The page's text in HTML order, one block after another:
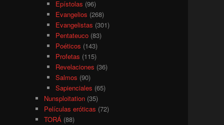
Epístolas (96)
Evangelios (268)
Evangelistas (301)
Pentateuco(83)
Poéticos (143)
Profetas (115)
Revelaciones (36)
Salmos (90)
Sapienciales (65)
Nunsploitation (35)
Películas eróticas (72)
TORÁ (88)